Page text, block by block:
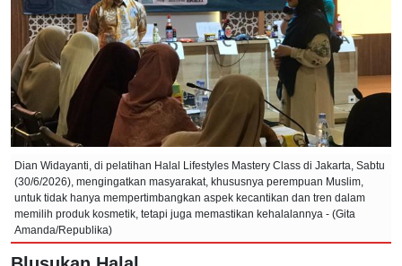
Dian Widayanti, di pelatihan Halal Lifestyles Mastery Class di Jakarta, Sabtu
(30/6/2026), mengingatkan masyarakat, khususnya perempuan Muslim,
untuk tidak hanya mempertimbangkan aspek kecantikan dan tren dalam
memilih produk kosmetik, tetapi juga memastikan kehalalannya - (Gita
Amanda/Republika)